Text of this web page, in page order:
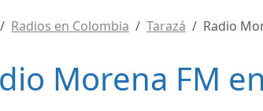
Radios en Colombia Tarazá Radio
Morena FM